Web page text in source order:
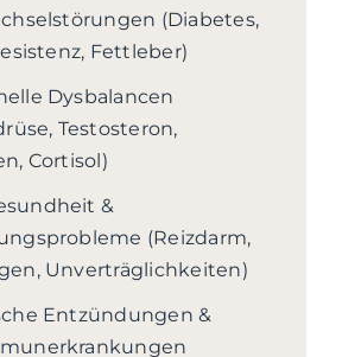
(Diabetes,
Fettleber)
Dysbalancen
Testosteron,
Cortisol)
&
(Reizdarm,
Unverträglichkeiten)
Entzündungen &